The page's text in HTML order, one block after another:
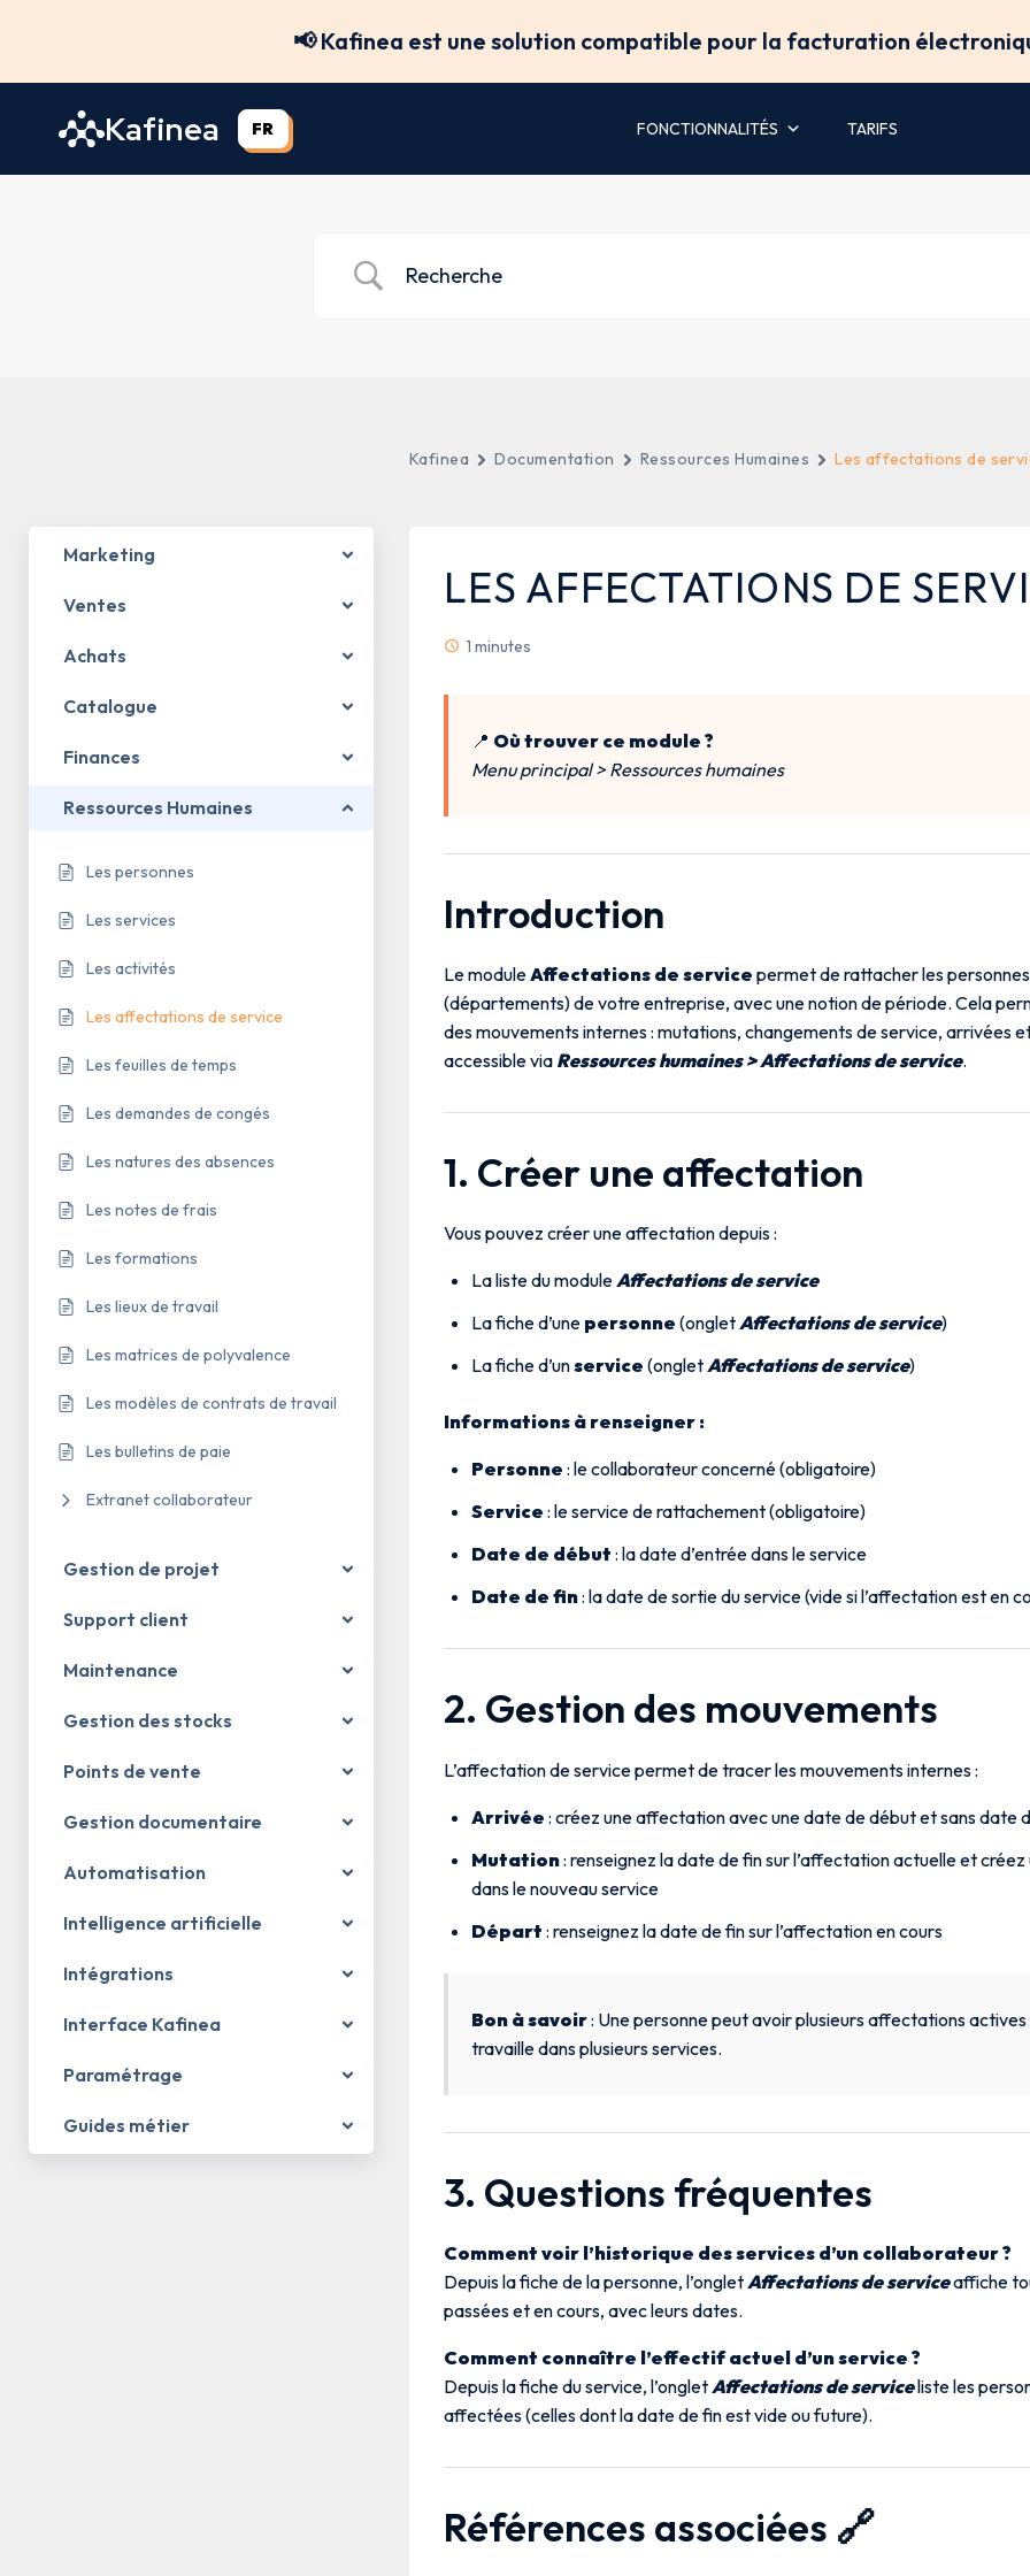
📢 Kafinea est une solution compatible pour la facturation
Kafinea FR FONCTIONNALITÉS TARIFS
Marketing
Ventes
Achats
Catalogue
Finances
Ressources Humaines
Les personnes
Les services
Les activités
Les affectations de service
Les feuilles de temps
Les demandes de congés
Les natures des absences
Les notes de frais
Les formations
Les lieux de travail
Les matrices de polyvalence
Les modèles de contrats de travail
Les bulletins de paie
Extranet collaborateur
Gestion de projet
Support client
Maintenance
Gestion des stocks
Points de vente
Gestion documentaire
Automatisation
Intelligence artificielle
Intégrations
Interface Kafinea
Paramétrage
Guides métier
Kafinea Documentation Ressources Humaines Les affectations de
LES AFFECTATIONS DE
1 minutes
📍 Où trouver ce module ?
Menu principal > Ressources humaines
Introduction
Le moduleAffectations de service permet de rattacher les
(départements) de votre entreprise, avec une notion de période. Cela
des mouvements internes : mutations, changements de service, arrivées
accessible via Ressources humaines > Affectations de service.
1. Créer une affectation
Vous pouvez créer une affectation depuis :
La liste du moduleAffectations de service
La fiche d’une personne (ongletAffectations de service)
La fiche d’unservice (ongletAffectations de service)
Informations à renseigner :
Personne : le collaborateur concerné (obligatoire)
Service : le service de rattachement (obligatoire)
Date de début : la date d’entrée dans le service
Date de fin: la date de sortie du service (vide si l’affectation est en
2. Gestion des mouvements
L’affectation de service permet de tracer les mouvements internes :
Arrivée : créez une affectation avec une date de début et sans date
Mutation: renseignez la date de fin sur l’affectation actuelle et
dans le nouveau service
Départ : renseignez la date de fin sur l’affectation en cours
Bon à savoir: Une personne peut avoir plusieurs affectations
travaille dans plusieurs services.
3. Questions fréquentes
Comment voir l’historique des services d’un collaborateur ?
Depuis la fiche de la personne, l’ongletAffectations de serviceaffiche
passées et en cours, avec leurs dates.
Comment connaître l’effectif actuel d’un service ?
Depuis la fiche du service, l’ongletAffectations de serviceliste les
affectées (celles dont la date de fin est vide ou future).
Références associées 🔗